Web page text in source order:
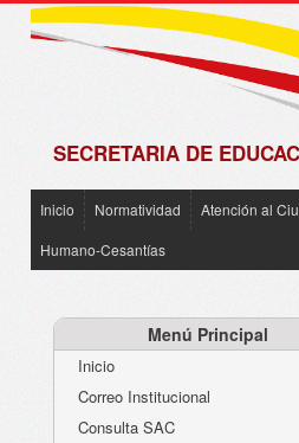
SECRETARIA DE
Inicio Normatividad Atención al
Humano-Cesantías
Menú Principal
Inicio
Correo Institucional
Consulta SAC